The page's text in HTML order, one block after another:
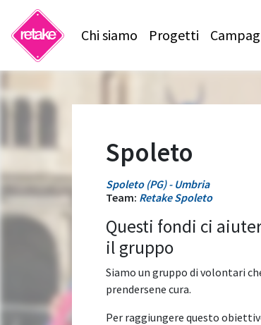
Chi siamo Progetti
Spoleto
Spoleto (PG) - Umbria
Team: Retake Spoleto
Questi fondi ci
il gruppo
Siamo un gruppo di volontari
prendersene cura.
Per raggiungere questo